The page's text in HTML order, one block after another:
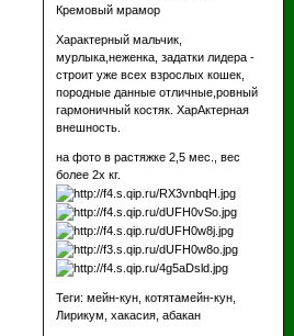
Кремовый мрамор
Характерный мальчик,
мурлыка,неженка, задатки лидера -
строит уже всех взрослых кошек,
породные данные отличные,ровный
гармоничный костяк. ХарАктерная
внешность.
на фото в растяжке 2,5 мес., вес
более 2х кг.
Теги: мейн-кун, котятамейн-кун,
Лирикум, хакасия, абакан